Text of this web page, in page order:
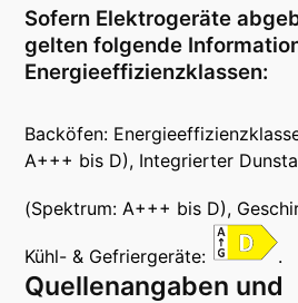
Sofern Elektrogeräte
gelten folgende
Energieeffizienzklassen:
Backöfen:
A+++ bis D), Integrierter
(Spektrum: A+++ bis D),
Kühl- & Gefriergeräte: .
Quellenangaben und